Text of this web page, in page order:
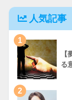
人気記事
1
る
2